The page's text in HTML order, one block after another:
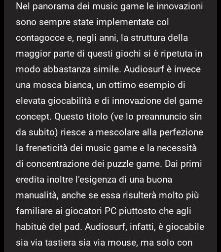
Nel panorama dei music game le innovazioni
sono sempre state implementate col
contagocce e, negli anni, la struttura della
maggior parte di questi giochi si è ripetuta in
modo abbastanza simile. Audiosurf è invece
una mosca bianca, un ottimo esempio di
elevata giocabilità e di innovazione del game
concept. Questo titolo (ve lo preannuncio sin
da subito) riesce a mescolare alla perfezione
la freneticità dei music game e la necessità
di concentrazione dei puzzle game. Dai primi
eredita inoltre l’esigenza di una buona
manualità, anche se essa risulterà molto più
familiare ai giocatori PC piuttosto che agli
habituè del pad. Audiosurf, infatti, è giocabile
sia via tastiera sia via mouse, ma solo con